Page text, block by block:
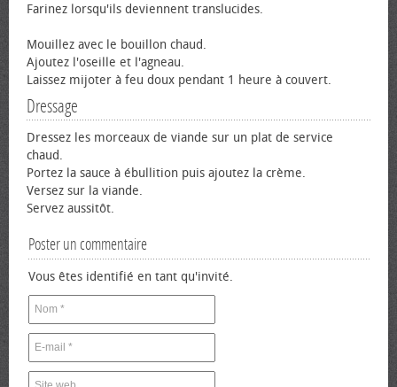
Farinez lorsqu'ils deviennent translucides.
Mouillez avec le bouillon chaud.
Ajoutez l'oseille et l'agneau.
Laissez mijoter à feu doux pendant 1 heure à couvert.
Dressage
Dressez les morceaux de viande sur un plat de service
chaud.
Portez la sauce à ébullition puis ajoutez la crème.
Versez sur la viande.
Servez aussitôt.
Poster un commentaire
Vous êtes identifié en tant qu'invité.